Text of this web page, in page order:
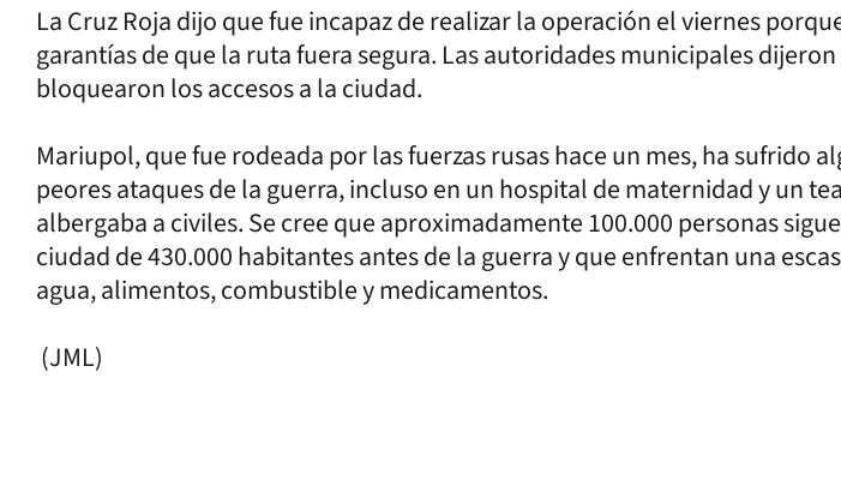
La Cruz Roja dijo que fue incapaz de realizar la operación el viernes
garantías de que la ruta fuera segura. Las autoridades municipales
bloquearon los accesos a la ciudad.
Mariupol, que fue rodeada por las fuerzas rusas hace un mes, ha sufrido
peores ataques de la guerra, incluso en un hospital de maternidad y un
albergaba a civiles. Se cree que aproximadamente 100.000 personas
ciudad de 430.000 habitantes antes de la guerra y que enfrentan una
agua, alimentos, combustible y medicamentos.
(JML)